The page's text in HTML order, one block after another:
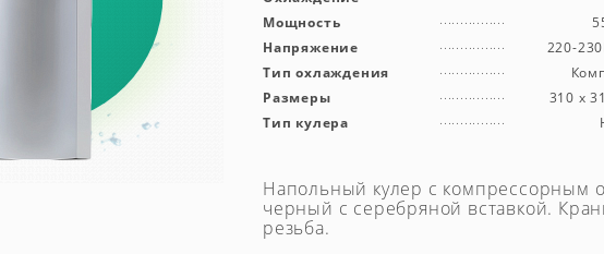
Мощность
Напряжение
220-
Тип охлаждения
Размеры
310 х
Тип кулера
Напольный кулер с компрессорным
черный с серебряной вставкой.
резьба.